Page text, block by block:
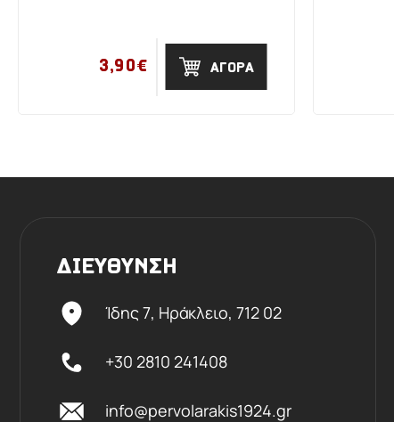
3,90€ ΑΓΟΡΑ
ΔΙΕΥΘΥΝΣΗ
Ίδης 7, Ηράκλειο, 712 02
+30 2810 241408
info@pervolarakis1924.gr